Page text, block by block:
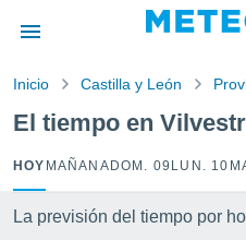
por
para
que se
calidad.
a este
Inicio Castilla y León
El tiempo en
HOY MAÑANA DOM. 09 LUN. 10
La previsión del tiempo por